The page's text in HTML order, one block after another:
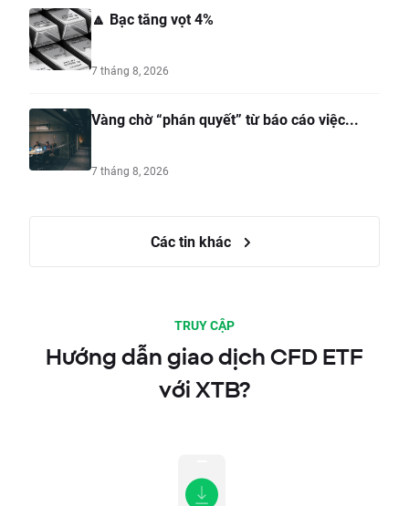
🔼 Bạc tăng vọt 4%
7 tháng 8, 2026
Vàng chờ “phán quyết” từ báo cáo việc...
7 tháng 8, 2026
Các tin khác
TRUY CẬP
Hướng dẫn giao dịch CFD ETF
với XTB?